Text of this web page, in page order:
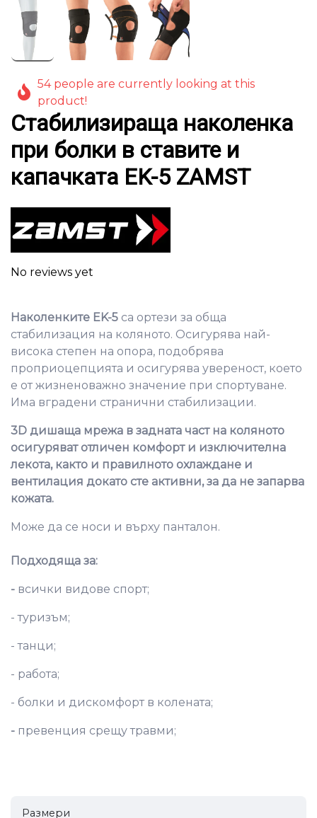
54 people are currently looking at this
product!
Стабилизираща наколенка
при болки в ставите и
капачката EK-5 ZAMST
No reviews yet
Наколенките EK-5 са ортези за обща
стабилизация на коляното. Осигурява най-
висока степен на опора, подобрява
проприоцепцията и осигурява увереност, което
е от жизненоважно значение при спортуване.
Има вградени странични стабилизации.
3D дишаща мрежа в задната част на коляното
осигуряват отличен комфорт и изключителна
лекота, както и правилното охлаждане и
вентилация докато сте активни, за да не запарва
кожата.
Може да се носи и върху панталон.
Подходяща за:
- всички видове спорт;
- туризъм;
- танци;
- работа;
- болки и дискомфорт в колената;
- превенция срещу травми;
Размери